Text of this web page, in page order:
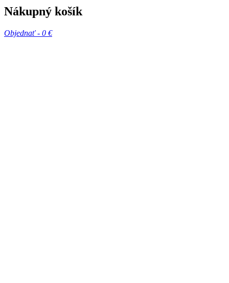
Nákupný košík
Objednať - 0 €